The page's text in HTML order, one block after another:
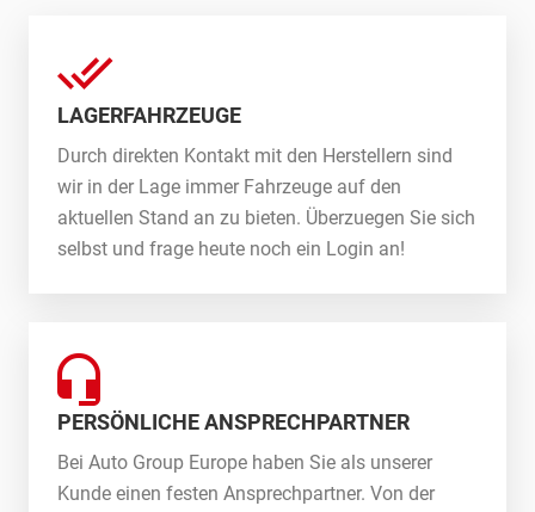
LAGERFAHRZEUGE
Durch direkten Kontakt mit den Herstellern sind
wir in der Lage immer Fahrzeuge auf den
aktuellen Stand an zu bieten. Überzuegen Sie sich
selbst und frage heute noch ein Login an!
PERSÖNLICHE ANSPRECHPARTNER
Bei Auto Group Europe haben Sie als unserer
Kunde einen festen Ansprechpartner. Von der